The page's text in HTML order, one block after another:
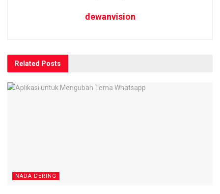
dewanvision
Related Posts
NADA DERING